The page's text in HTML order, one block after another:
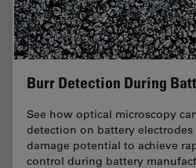
Burr Detection During
See how optical microscopy
detection on battery
damage potential to achieve
control during battery